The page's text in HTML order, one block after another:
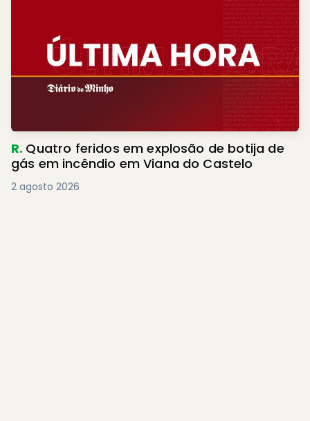
R. Quatro feridos em explosão de botija de
gás em incêndio em Viana do Castelo
2 agosto 2026